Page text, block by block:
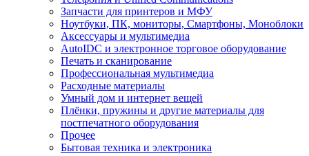
Запчасти для принтеров и МФУ
Ноутбуки, ПК, мониторы, Смартфоны, Моноблоки
Аксессуары и мультимедиа
AutoIDC и электронное торговое оборудование
Печать и сканирование
Профессиональная мультимедиа
Расходные материалы
Умный дом и интернет вещей
Плёнки, пружины и другие материалы для
постпечатного оборудования
Прочее
Бытовая техника и электроника